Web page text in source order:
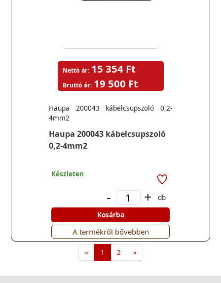
Haupa 200043 kábelcsupszoló
0,2-4mm2
Haupa 200043 kábelcsupszoló 0,2-
4mm2
Nettó ár: 15 354 Ft
Bruttó ár: 19 500 Ft
Készleten
- +
db
Kosárba
A termékről bővebben
« 1 2 »